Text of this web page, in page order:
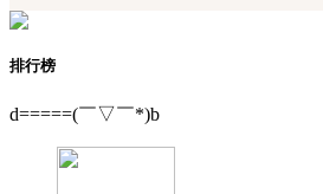
排行榜
d=====(￣▽￣*)b